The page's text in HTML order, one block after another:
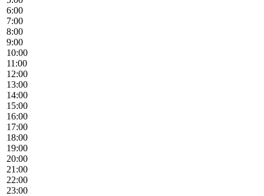
6:00
7:00
8:00
9:00
10:00
11:00
12:00
13:00
14:00
15:00
16:00
17:00
18:00
19:00
20:00
21:00
22:00
23:00